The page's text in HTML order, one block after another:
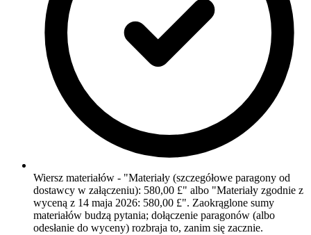
Wiersz materiałów - "Materiały (szczegółowe paragony od
dostawcy w załączeniu): 580,00 £" albo "Materiały zgodnie z
wyceną z 14 maja 2026: 580,00 £". Zaokrąglone sumy
materiałów budzą pytania; dołączenie paragonów (albo
odesłanie do wyceny) rozbraja to, zanim się zacznie.